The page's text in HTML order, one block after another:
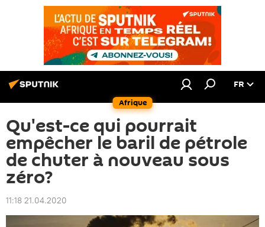
Afrique
FR
Qu'est-ce qui pourrait
empêcher le baril de pétrole
de chuter à nouveau sous
zéro?
11:18 21.04.2020